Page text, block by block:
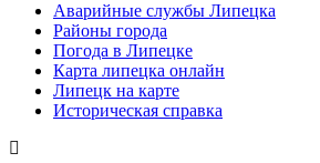
Аварийные службы Липецка
Районы города
Погода в Липецке
Карта липецка онлайн
Липецк на карте
Историческая справка